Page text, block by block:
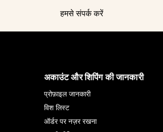
हमसे संपर्क करें
अकाउंट और शिपिंग की जानकारी
प्रोफ़ाइल जानकारी
विश लिस्ट
ऑर्डर पर नज़र रखना